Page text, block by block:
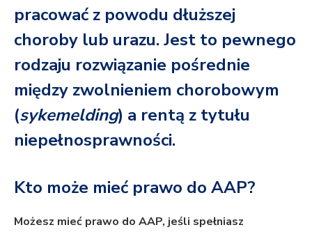
pracować z powodu dłuższej
choroby lub urazu. Jest to pewnego
rodzaju rozwiązanie pośrednie
między zwolnieniem chorobowym
(sykemelding) a rentą z tytułu
niepełnosprawności.
Kto może mieć prawo do AAP?
Możesz mieć prawo do AAP, jeśli spełniasz